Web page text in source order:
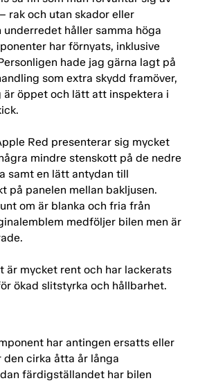
rak och utan skador eller
håller samma höga
har förnyats, inklusive
hade jag gärna lagt på
som extra skydd framöver,
är öppet och lätt att inspektera i
Red presenterar sig mycket
mindre stenskott på de nedre
samt en lätt antydan till
på panelen mellan bakljusen.
om är blanka och fria från
medföljer bilen men är
är mycket rent och har lackerats
ökad slitstyrka och hållbarhet.
har antingen ersatts eller
den cirka åtta år långa
färdigställandet har bilen